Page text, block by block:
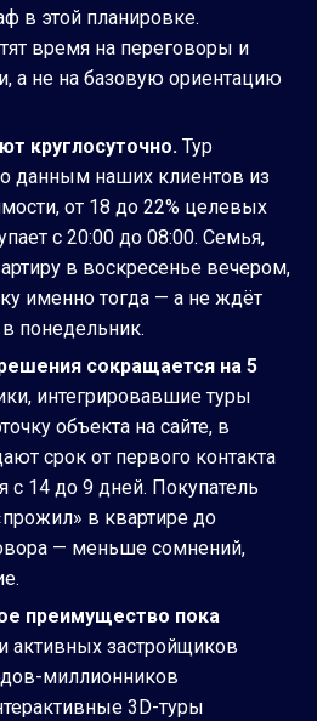
в этой планировке.
время на переговоры и
а не на базовую ориентацию
круглосуточно. Тур
данным наших клиентов из
от 18 до 22% целевых
с 20:00 до 08:00. Семья,
в воскресенье вечером,
именно тогда — а не ждёт
понедельник.
сокращается на 5
интегрировавшие туры
объекта на сайте, в
срок от первого контакта
с 14 до 9 дней. Покупатель
в квартире до
— меньше сомнений,
преимущество пока
активных застройщиков
миллионников
3D-туры